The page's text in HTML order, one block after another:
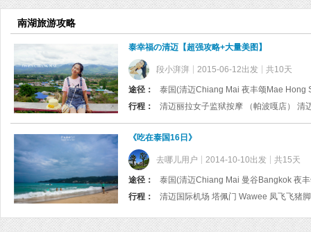
南湖旅游攻略
泰幸福の清迈【超强攻略+大量美图】
段小湃湃 2015-06-12出发 共10天
途径：
泰国(清迈Chiang Mai 夜丰颂Mae Hong
行程：
《吃在泰国16日》
去哪儿用户 2014-10-10出发 共15天
途径：
泰国(清迈Chiang Mai 曼谷Bangkok 夜
行程：